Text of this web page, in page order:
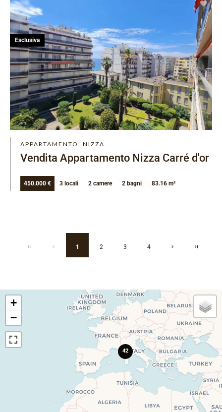
APPARTAMENTO, NIZZA
Vendita Appartamento Nizza Carré d'or
450.000 € 3 locali 2 camere 2 bagni 83.16 m²
Esclusiva
1 2 3 4
42
+
−